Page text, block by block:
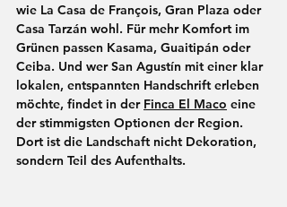
wie La Casa de François, Gran Plaza oder
Casa Tarzán wohl. Für mehr Komfort im
Grünen passen Kasama, Guaitipán oder
Ceiba. Und wer San Agustín mit einer klar
lokalen, entspannten Handschrift erleben
möchte, findet in der Finca El Maco eine
der stimmigsten Optionen der Region.
Dort ist die Landschaft nicht Dekoration,
sondern Teil des Aufenthalts.